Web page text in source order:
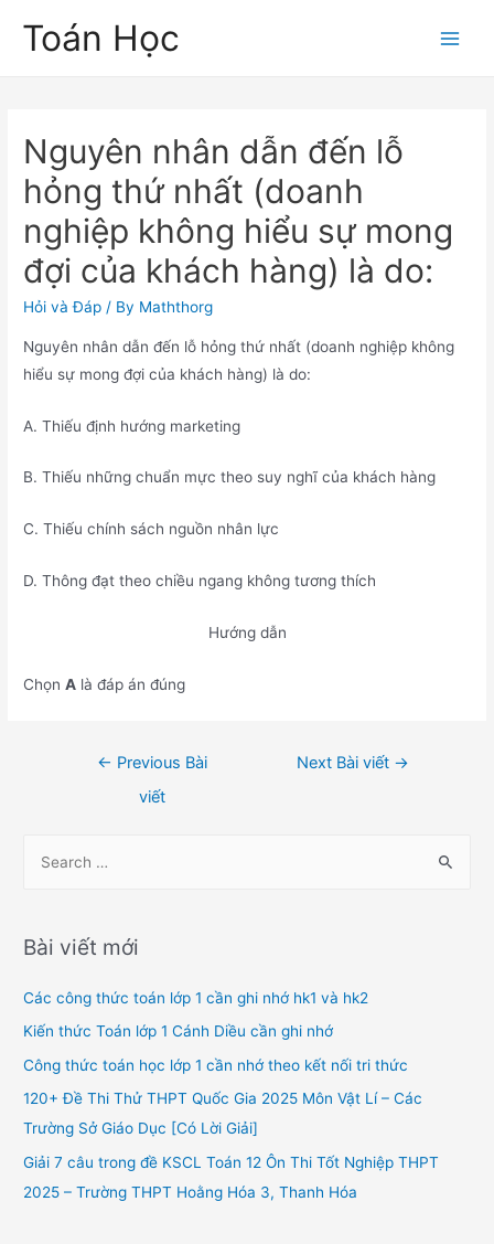
Toán Học
Nguyên nhân dẫn đến lỗ
hỏng thứ nhất (doanh
nghiệp không hiểu sự mong
đợi của khách hàng) là do:
Hỏi và Đáp / By Maththorg
Nguyên nhân dẫn đến lỗ hỏng thứ nhất (doanh nghiệp không
hiểu sự mong đợi của khách hàng) là do:
A. Thiếu định hướng marketing
B. Thiếu những chuẩn mực theo suy nghĩ của khách hàng
C. Thiếu chính sách nguồn nhân lực
D. Thông đạt theo chiều ngang không tương thích
Hướng dẫn
ChọnA là đáp án đúng
← Previous Bài
viết
Next Bài viết →
r
h
f
o
Bài viết mới
Các công thức toán lớp 1 cần ghi nhớ hk1 và hk2
Kiến thức Toán lớp 1 Cánh Diều cần ghi nhớ
Công thức toán học lớp 1 cần nhớ theo kết nối tri thức
120+ Đề Thi Thử THPT Quốc Gia 2025 Môn Vật Lí – Các
Trường Sở Giáo Dục [Có Lời Giải]
Giải 7 câu trong đề KSCL Toán 12 Ôn Thi Tốt Nghiệp THPT
2025 – Trường THPT Hoằng Hóa 3, Thanh Hóa